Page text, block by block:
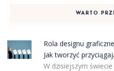
WARTO
Rola designu
Jak tworzyć
W dzisiejszym